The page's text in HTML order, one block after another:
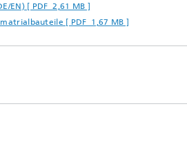
EN) [ PDF 2,61 MB ]
[ PDF 1,67 MB ]